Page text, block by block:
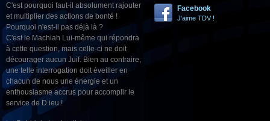
C'est pourquoi faut-il absolument rajouter
et multiplier des actions de bonté !
Pourquoi n'est-il pas déjà là ?
C'est le Machiah Lui-même qui répondra
à cette question, mais celle-ci ne doit
décourager aucun Juif. Bien au contraire,
une telle interrogation doit éveiller en
chacun de nous une énergie et un
enthousiasme accrus pour accomplir le
service de D.ieu !
Facebook
J'aime TDV !